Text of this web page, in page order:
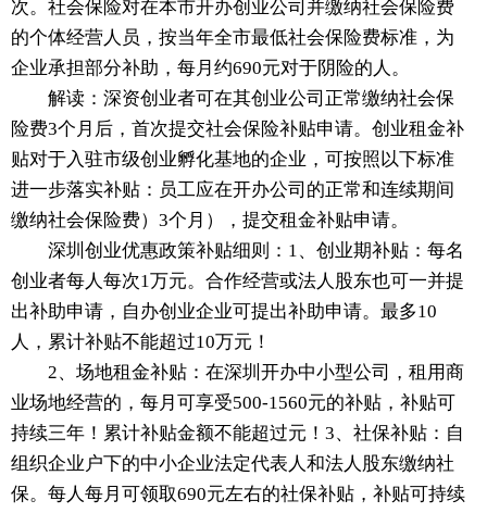
次。社会保险对在本市开办创业公司并缴纳社会保险费
的个体经营人员，按当年全市最低社会保险费标准，为
企业承担部分补助，每月约690元对于阴险的人。
解读：深资创业者可在其创业公司正常缴纳社会保
险费3个月后，首次提交社会保险补贴申请。创业租金补
贴对于入驻市级创业孵化基地的企业，可按照以下标准
进一步落实补贴：员工应在开办公司的正常和连续期间
缴纳社会保险费）3个月），提交租金补贴申请。
深圳创业优惠政策补贴细则：1、创业期补贴：每名
创业者每人每次1万元。合作经营或法人股东也可一并提
出补助申请，自办创业企业可提出补助申请。最多10
人，累计补贴不能超过10万元！
2、场地租金补贴：在深圳开办中小型公司，租用商
业场地经营的，每月可享受500-1560元的补贴，补贴可
持续三年！累计补贴金额不能超过元！3、社保补贴：自
组织企业户下的中小企业法定代表人和法人股东缴纳社
保。每人每月可领取690元左右的社保补贴，补贴可持续